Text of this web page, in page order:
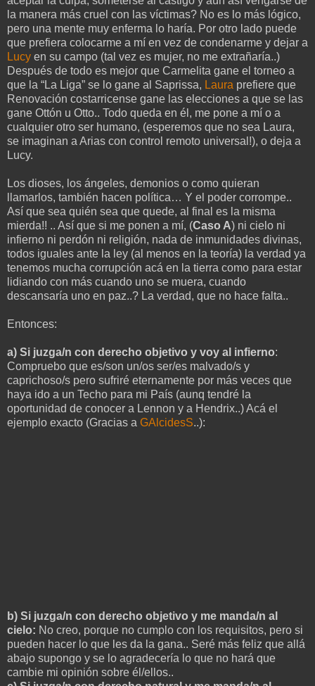
la manera más cruel con las víctimas? No es lo más lógico,
pero una mente muy enferma lo haría. Por otro lado puede
que prefiera colocarme a mí en vez de condenarme y dejar a
Lucy en su campo (tal vez es mujer, no me extrañaría..)
Después de todo es mejor que Carmelita gane el torneo a
que la “La Liga” se lo gane al Saprissa, Laura prefiere que
Renovación costarricense gane las elecciones a que se las
gane Ottón u Otto.. Todo queda en él, me pone a mí o a
cualquier otro ser humano, (esperemos que no sea Laura,
se imaginan a Arias con control remoto universal!), o deja a
Lucy.
Los dioses, los ángeles, demonios o como quieran
llamarlos, también hacen política… Y el poder corrompe..
Así que sea quién sea que quede, al final es la misma
mierda!! .. Así que si me ponen a mí, (Caso A) ni cielo ni
infierno ni perdón ni religión, nada de inmunidades divinas,
todos iguales ante la ley (al menos en la teoría) la verdad ya
tenemos mucha corrupción acá en la tierra como para estar
lidiando con más cuando uno se muera, cuando
descansaría uno en paz..? La verdad, que no hace falta..
Entonces:
a) Si juzga/n con derecho objetivo y voy al infierno:
Compruebo que es/son un/os ser/es malvado/s y
caprichoso/s pero sufriré eternamente por más veces que
haya ido a un Techo para mi País (aunq tendré la
oportunidad de conocer a Lennon y a Hendrix..) Acá el
ejemplo exacto (Gracias a GAlcidesS..):
b) Si juzga/n con derecho objetivo y me manda/n al
cielo: No creo, porque no cumplo con los requisitos, pero si
pueden hacer lo que les da la gana.. Seré más feliz que allá
abajo supongo y se lo agradecería lo que no hará que
cambie mi opinión sobre él/ellos..